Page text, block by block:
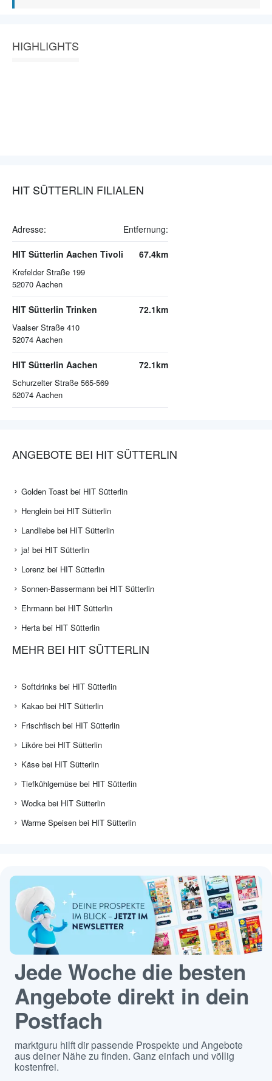
HIGHLIGHTS
HIT SÜTTERLIN FILIALEN
Adresse: Entfernung:
HIT Sütterlin Aachen Tivoli
Krefelder Straße 199
52070 Aachen
67.4km
HIT Sütterlin Trinken
Vaalser Straße 410
52074 Aachen
72.1km
HIT Sütterlin Aachen
Schurzelter Straße 565-569
52074 Aachen
72.1km
ANGEBOTE BEI HIT SÜTTERLIN
Golden Toast bei HIT Sütterlin
Henglein bei HIT Sütterlin
Landliebe bei HIT Sütterlin
ja! bei HIT Sütterlin
Lorenz bei HIT Sütterlin
Sonnen-Bassermann bei HIT Sütterlin
Ehrmann bei HIT Sütterlin
Herta bei HIT Sütterlin
MEHR BEI HIT SÜTTERLIN
Softdrinks bei HIT Sütterlin
Kakao bei HIT Sütterlin
Frischfisch bei HIT Sütterlin
Liköre bei HIT Sütterlin
Käse bei HIT Sütterlin
Tiefkühlgemüse bei HIT Sütterlin
Wodka bei HIT Sütterlin
Warme Speisen bei HIT Sütterlin
Jede Woche die besten
Angebote direkt in dein
Postfach
marktguru hilft dir passende Prospekte und Angebote
aus deiner Nähe zu finden. Ganz einfach und völlig
kostenfrei.